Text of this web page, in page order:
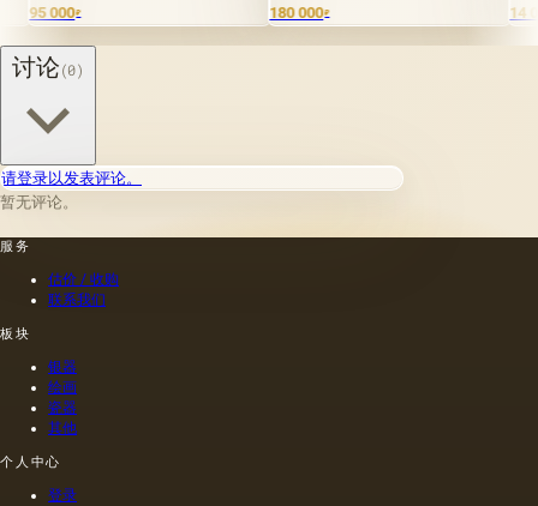
讨论(0)
请登录以发表评论。
暂无评论。
服务
估价 / 收购
联系我们
板块
银器
绘画
瓷器
其他
个人中心
登录